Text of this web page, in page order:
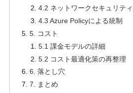
4.2 ネットワークセキュリテ
4.3 Azure Policyによる統制
5. コスト
5.1 課金モデルの詳細
5.2 コスト最適化策の再整理
6. 落とし穴
7. まとめ